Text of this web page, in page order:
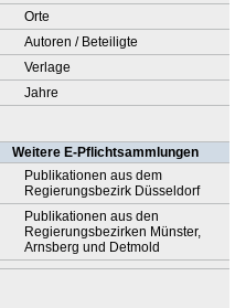
Orte
Autoren / Beteiligte
Verlage
Jahre
Weitere E-Pflichtsammlungen
Publikationen aus dem
Regierungsbezirk Düsseldorf
Publikationen aus den
Regierungsbezirken Münster,
Arnsberg und Detmold